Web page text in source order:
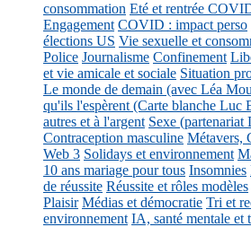
consommation Eté et rentrée
Engagement COVID : impact perso
élections US Vie sexuelle et
Police Journalisme Confinement
et vie amicale et sociale Situation
Le monde de demain (avec Léa
qu'ils l'espèrent (Carte blanche Luc
autres et à l'argent Sexe (partenariat
Contraception masculine Métavers,
Web 3 Solidays et environnement
10 ans mariage pour tous Insomnies
de réussite Réussite et rôles modèles
Plaisir Médias et démocratie Tri et
environnement IA, santé mentale et